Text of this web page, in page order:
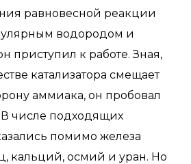
равновесной реакции
водородом и
приступил к работе. Зная,
катализатора смещает
аммиака, он пробовал
числе подходящих
помимо железа
кальций, осмий и уран. Но